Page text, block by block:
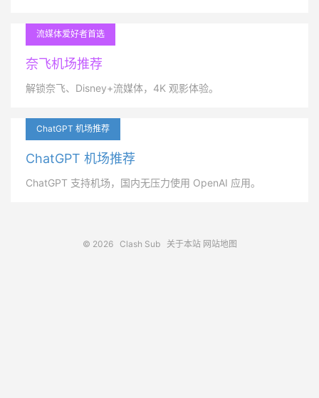
流媒体爱好者首选
奈飞机场推荐
解锁奈飞、Disney+流媒体，4K 观影体验。
ChatGPT 机场推荐
ChatGPT 机场推荐
ChatGPT 支持机场，国内无压力使用 OpenAI 应用。
© 2026 Clash Sub 关于本站 网站地图